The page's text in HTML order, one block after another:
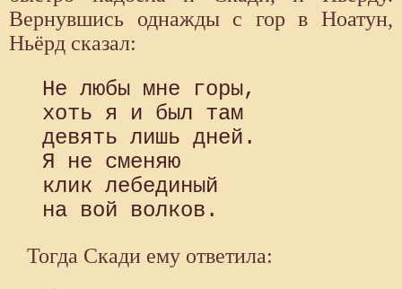
Вернувшись однажды с гор в Ноатун,
Ньёрд сказал:
Не любы мне горы,
хоть я и был там
девять лишь дней.
Я не сменяю
клик лебединый
Тогда Скади ему ответила: